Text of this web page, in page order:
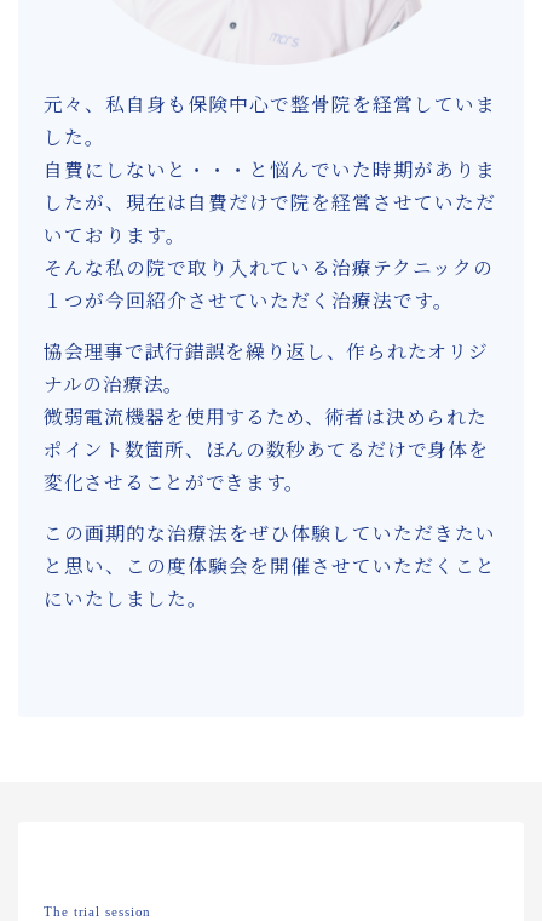
元々、私自身も保険中心で整骨院を経営していま
した。
自費にしないと・・・と悩んでいた時期がありま
したが、現在は自費だけで院を経営させていただ
いております。
そんな私の院で取り入れている治療テクニックの
１つが今回紹介させていただく治療法です。
協会理事で試行錯誤を繰り返し、作られたオリジ
ナルの治療法。
微弱電流機器を使用するため、術者は決められた
ポイント数箇所、ほんの数秒あてるだけで身体を
変化させることができます。
この画期的な治療法をぜひ体験していただきたい
と思い、この度体験会を開催させていただくこと
にいたしました。
The trial session